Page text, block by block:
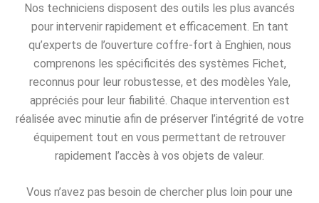
Nos techniciens disposent des outils les plus avancés
pour intervenir rapidement et efficacement. En tant
qu’experts de l’ouverture coffre-fort à Enghien, nous
comprenons les spécificités des systèmes Fichet,
reconnus pour leur robustesse, et des modèles Yale,
appréciés pour leur fiabilité. Chaque intervention est
réalisée avec minutie afin de préserver l’intégrité de votre
équipement tout en vous permettant de retrouver
rapidement l’accès à vos objets de valeur.
Vous n’avez pas besoin de chercher plus loin pour une